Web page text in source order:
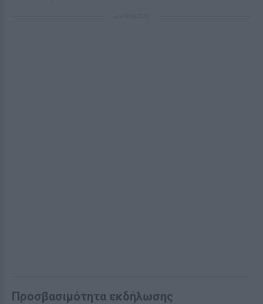
Προσβασιμότητα εκδήλωσης